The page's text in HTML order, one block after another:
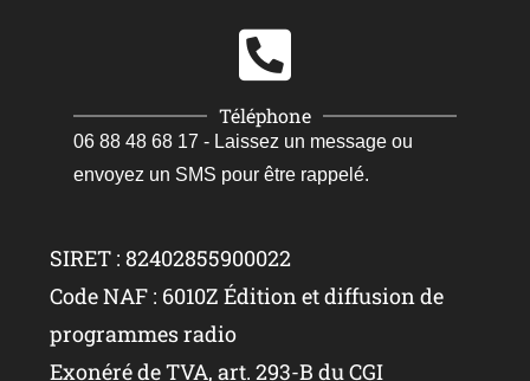
Téléphone
06 88 48 68 17 - Laissez un message ou
envoyez un SMS pour être rappelé.
SIRET : 82402855900022
Code NAF : 6010Z Édition et diffusion de
programmes radio
Exonéré de TVA, art. 293-B du CGI